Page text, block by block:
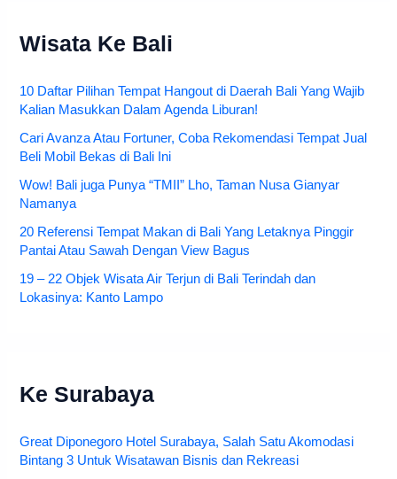
Wisata Ke Bali
10 Daftar Pilihan Tempat Hangout di Daerah Bali Yang Wajib
Kalian Masukkan Dalam Agenda Liburan!
Cari Avanza Atau Fortuner, Coba Rekomendasi Tempat Jual
Beli Mobil Bekas di Bali Ini
Wow! Bali juga Punya “TMII” Lho, Taman Nusa Gianyar
Namanya
20 Referensi Tempat Makan di Bali Yang Letaknya Pinggir
Pantai Atau Sawah Dengan View Bagus
19 – 22 Objek Wisata Air Terjun di Bali Terindah dan
Lokasinya: Kanto Lampo
Ke Surabaya
Great Diponegoro Hotel Surabaya, Salah Satu Akomodasi
Bintang 3 Untuk Wisatawan Bisnis dan Rekreasi